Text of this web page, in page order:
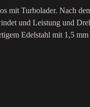
mit Turbolader. Nach
und Leistung und
Edelstahl mit 1,5